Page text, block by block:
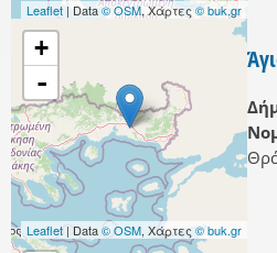
Leaflet | Data© OSM, Χάρτες© buk.gr
+
-
Leaflet | Data© OSM, Χάρτες© buk.gr